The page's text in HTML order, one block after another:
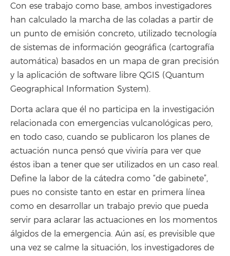
Con ese trabajo como base, ambos investigadores
han calculado la marcha de las coladas a partir de
un punto de emisión concreto, utilizado tecnología
de sistemas de información geográfica (cartografía
automática) basados en un mapa de gran precisión
y la aplicación de software libre QGIS (Quantum
Geographical Information System).
Dorta aclara que él no participa en la investigación
relacionada con emergencias vulcanológicas pero,
en todo caso, cuando se publicaron los planes de
actuación nunca pensó que viviría para ver que
éstos iban a tener que ser utilizados en un caso real.
Define la labor de la cátedra como “de gabinete”,
pues no consiste tanto en estar en primera línea
como en desarrollar un trabajo previo que pueda
servir para aclarar las actuaciones en los momentos
álgidos de la emergencia. Aún así, es previsible que
una vez se calme la situación, los investigadores de